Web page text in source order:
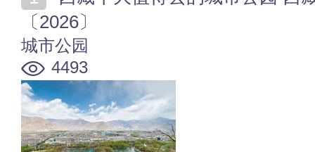
〔2026〕
城市公园
4493